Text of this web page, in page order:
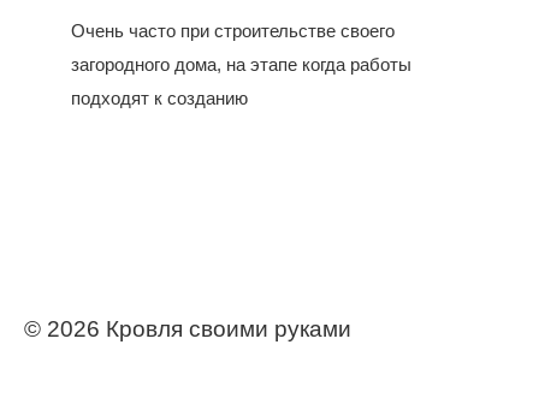
Очень часто при строительстве своего
загородного дома, на этапе когда работы
подходят к созданию
© 2026 Кровля своими руками